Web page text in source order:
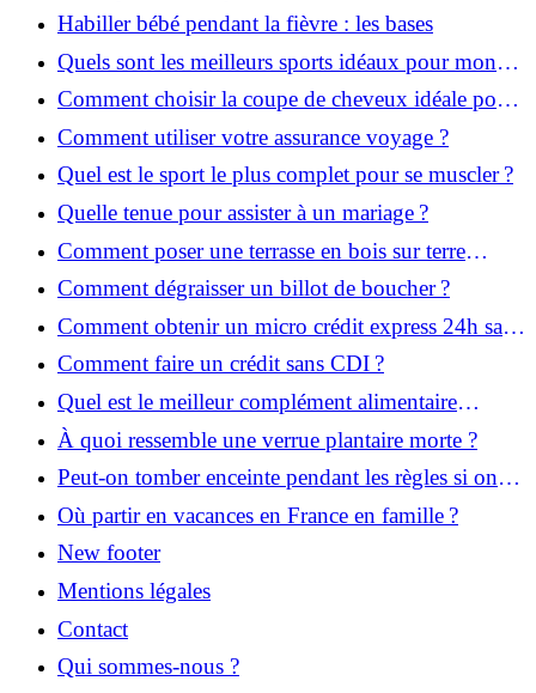
Habiller bébé pendant la fièvre : les bases
Quels sont les meilleurs sports idéaux pour mon
enfant ?
Comment choisir la coupe de cheveux idéale pour
votre visage ?
Comment utiliser votre assurance voyage ?
Quel est le sport le plus complet pour se muscler ?
Quelle tenue pour assister à un mariage ?
Comment poser une terrasse en bois sur terre
battue ?
Comment dégraisser un billot de boucher ?
Comment obtenir un micro crédit express 24h sans
justificatif ?
Comment faire un crédit sans CDI ?
Quel est le meilleur complément alimentaire
cheveux efficace ? Notre avis dans cet article
À quoi ressemble une verrue plantaire morte ?
Peut-on tomber enceinte pendant les règles si on
prend la pilule ?
Où partir en vacances en France en famille ?
New footer
Mentions légales
Contact
Qui sommes-nous ?